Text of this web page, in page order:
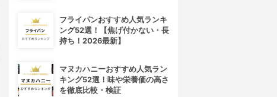
フライパンおすすめ人気ランキ
ング52選！【焦げ付かない・長
持ち！2026最新】
マヌカハニーおすすめ人気ラン
キング52選！味や栄養価の高さ
を徹底比較・検証